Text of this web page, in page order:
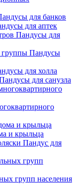
для банков
для аптек
Пандусы для
Пандусы
для холла
для санузла
и крыльца
Пандус для
групп населения